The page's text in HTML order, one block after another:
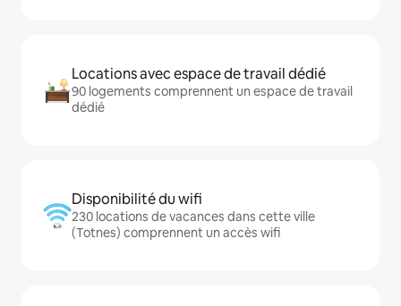
Locations avec espace de travail dédié
90 logements comprennent un espace de travail
dédié
Disponibilité du wifi
230 locations de vacances dans cette ville
(Totnes) comprennent un accès wifi